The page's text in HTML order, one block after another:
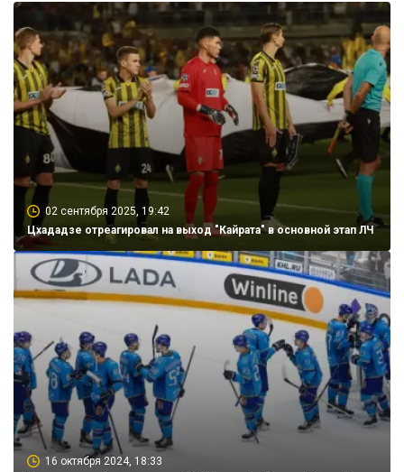
02 сентября 2025, 19:42
Цхададзе отреагировал на выход "Кайрата" в основной этап ЛЧ
16 октября 2024, 18:33